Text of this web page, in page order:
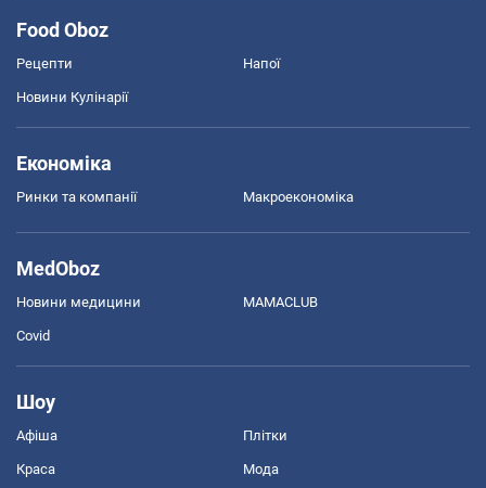
Food Oboz
Рецепти Напої
Новини Кулінарії
Економіка
Ринки та компанії Макроекономіка
MedOboz
Новини медицини MAMACLUB
Covid
Шоу
Афіша Плітки
Краса Мода